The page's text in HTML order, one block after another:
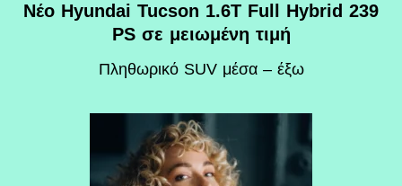
Νέο Hyundai Tucson 1.6T Full Hybrid 239
PS σε μειωμένη τιμή
Πληθωρικό SUV μέσα – έξω